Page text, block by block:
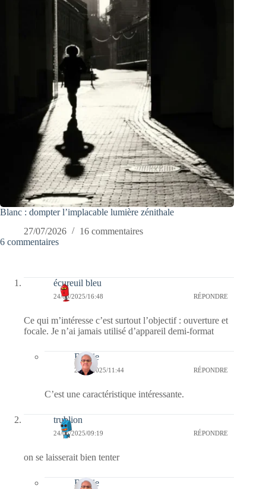
Blanc : dompter l’implacable lumière zénithale
27/07/2026
16 commentaires
6 commentaires
écureuil bleu
24/05/2025/16:48 RÉPONDRE
Ce qui m’intéresse c’est surtout l’objectif : ouverture et
focale. Je n’ai jamais utilisé d’appareil demi-format
Bernie
25/05/2025/11:44 RÉPONDRE
C’est une caractéristique intéressante.
trublion
24/05/2025/09:19 RÉPONDRE
on se laisserait bien tenter
Bernie